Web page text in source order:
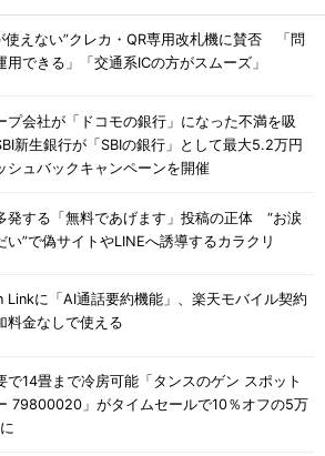
使えない”クレカ・QR専用改札機に賛否 「問
用できる」「交通系ICの方がスムーズ」
プ会社が「ドコモの銀行」になった不満を吸
新生銀行が「SBIの銀行」として最大5.2万円
シュバックキャンペーンを開催
発する「無料であげます」投稿の正体 “お涙
い”で偽サイトやLINEへ誘導するカラクリ
Linkに「AI通話要約機能」、楽天モバイル契約
料金なしで使える
で14畳まで冷房可能「タンスのゲン スポット
79800020」がタイムセールで10％オフの5万